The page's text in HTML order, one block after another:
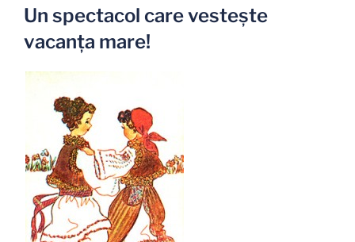
PE
Un spectacol care vesteşte
vacanţa mare!